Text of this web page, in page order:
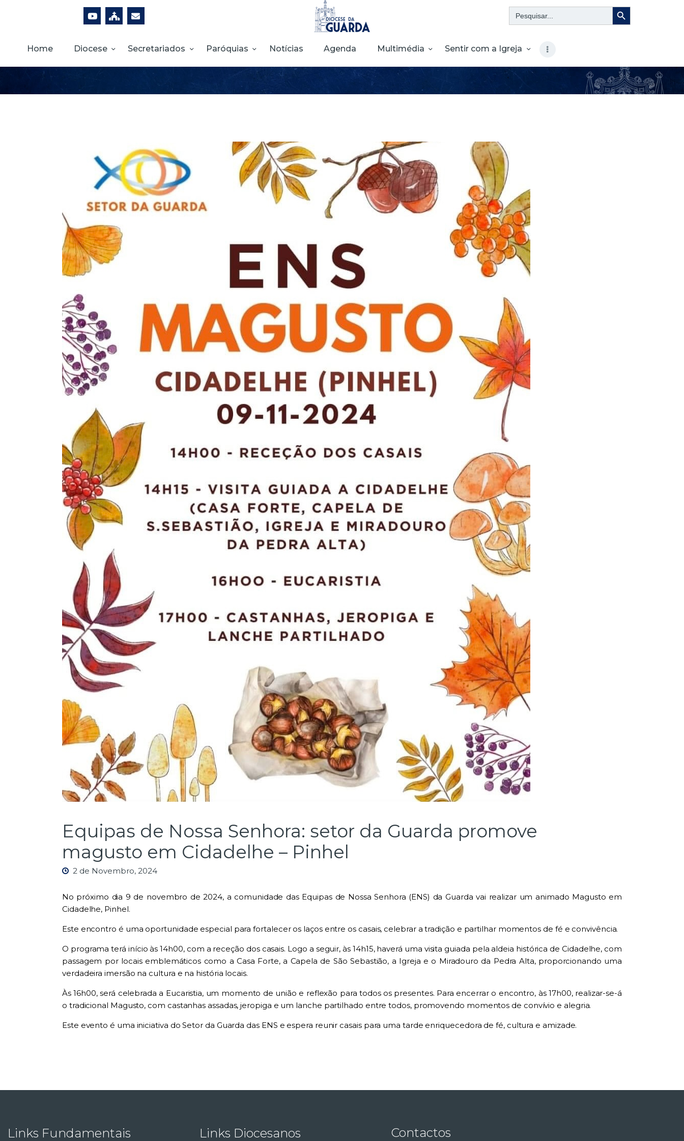
Search
for:
Search Button
Home Diocese Secretariados Paróquias Notícias Agenda Multimédia Sentir com a Igreja
PARÓQUIAS
MULTIMÉDIA
SENTIR COM A
IGREJA
Equipas de Nossa Senhora: setor da Guarda promove
magusto em Cidadelhe – Pinhel
2 de Novembro, 2024
No próximo dia 9 de novembro de 2024, a comunidade das Equipas de Nossa Senhora (ENS) da Guarda vai realizar um animado Magusto em
Cidadelhe, Pinhel.
Este encontro é uma oportunidade especial para fortalecer os laços entre os casais, celebrar a tradição e partilhar momentos de fé e convivência.
O programa terá início às 14h00, com a receção dos casais. Logo a seguir, às 14h15, haverá uma visita guiada pela aldeia histórica de Cidadelhe, com
passagem por locais emblemáticos como a Casa Forte, a Capela de São Sebastião, a Igreja e o Miradouro da Pedra Alta, proporcionando uma
verdadeira imersão na cultura e na história locais.
Às 16h00, será celebrada a Eucaristia, um momento de união e reflexão para todos os presentes. Para encerrar o encontro, às 17h00, realizar-se-á
o tradicional Magusto, com castanhas assadas, jeropiga e um lanche partilhado entre todos, promovendo momentos de convívio e alegria.
Este evento é uma iniciativa do Setor da Guarda das ENS e espera reunir casais para uma tarde enriquecedora de fé, cultura e amizade.
Links Fundamentais Links Diocesanos Contactos